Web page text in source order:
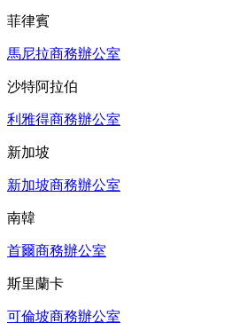
菲律賓
馬尼拉商務辦公室
沙特阿拉伯
利雅得商務辦公室
新加坡
新加坡商務辦公室
南韓
首爾商務辦公室
斯里蘭卡
可倫坡商務辦公室